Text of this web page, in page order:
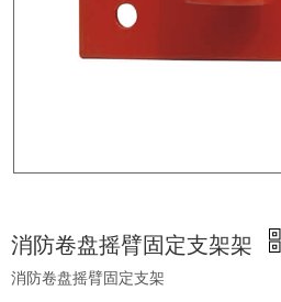
消防卷盘摇臂固定支架架
消防卷盘摇臂固定支架